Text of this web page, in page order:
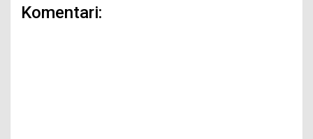
Komentari: